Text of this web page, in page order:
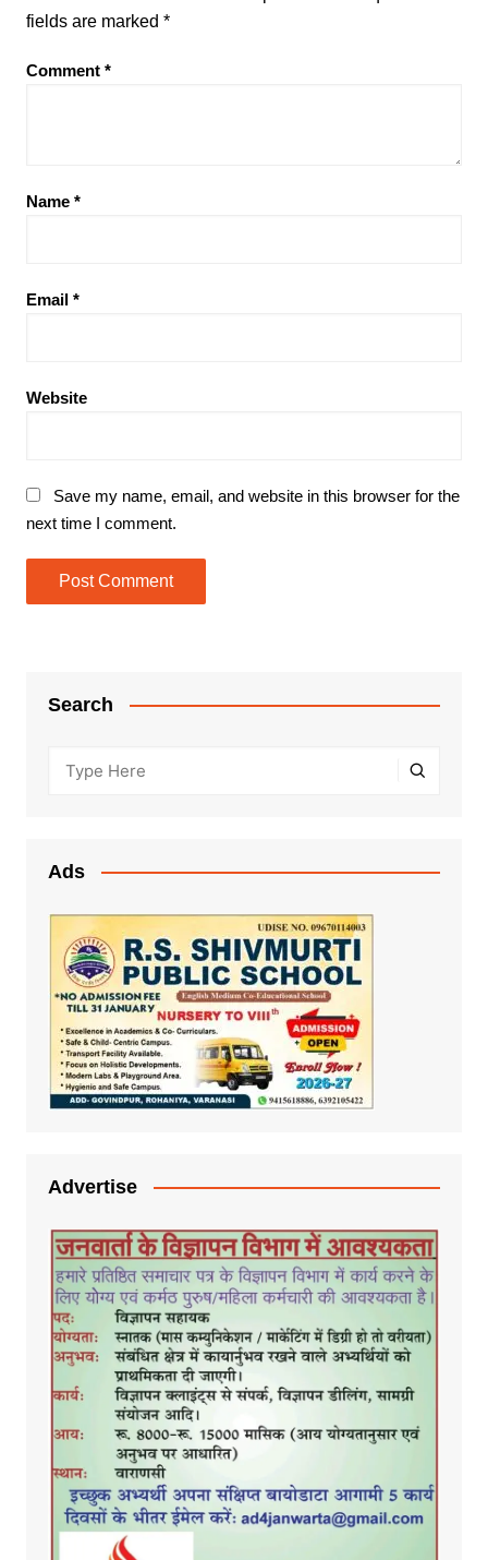
fields are marked *
Comment *
Name *
Email *
Website
Save my name, email, and website in this browser for the
next time I comment.
Search
Ads
Advertise